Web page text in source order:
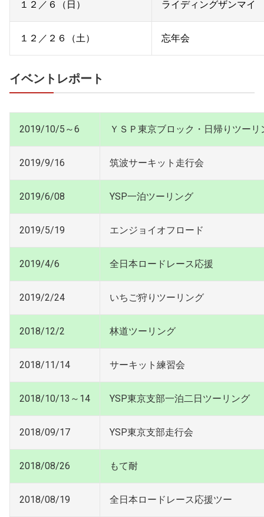
１２／６（日） ライディングザンマイ
１２／２６（土） 忘年会
イベントレポート
2019/10/5～6 ＹＳＰ東京ブロック・日帰りツーリ
2019/9/16 筑波サーキット走行会
2019/6/08 YSP一泊ツーリング
2019/5/19 エンジョイオフロード
2019/4/6 全日本ロードレース応援
2019/2/24 いちご狩りツーリング
2018/12/2 林道ツーリング
2018/11/14 サーキット練習会
2018/10/13～14 YSP東京支部一泊二日ツーリング
2018/09/17 YSP東京支部走行会
2018/08/26 もて耐
2018/08/19 全日本ロードレース応援ツー